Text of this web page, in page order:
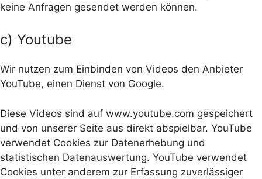
keine Anfragen gesendet werden können.
c) Youtube
Wir nutzen zum Einbinden von Videos den Anbieter
YouTube, einen Dienst von Google.
Diese Videos sind auf www.youtube.com gespeichert
und von unserer Seite aus direkt abspielbar. YouTube
verwendet Cookies zur Datenerhebung und
statistischen Datenauswertung. YouTube verwendet
Cookies unter anderem zur Erfassung zuverlässiger